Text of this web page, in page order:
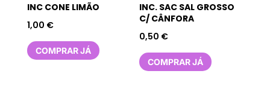
INC CONE LIMÃO
1,00 €
COMPRAR JÁ
INC. SAC SAL GROSSO
C/ CÂNFORA
0,50 €
COMPRAR JÁ